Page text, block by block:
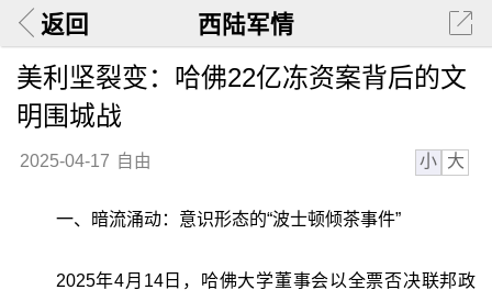
返回 西陆军情
美利坚裂变：哈佛22亿冻资案背后的文
明围城战
2025-04-17 自由 小 大
一、暗流涌动：意识形态的“波士顿倾茶事件”
2025年4月14日，哈佛大学董事会以全票否决联邦政